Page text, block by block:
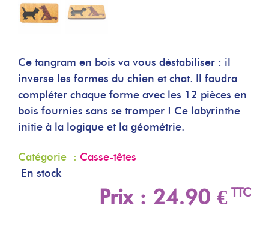
Ce tangram en bois va vous déstabiliser : il
inverse les formes du chien et chat. Il faudra
compléter chaque forme avec les 12 pièces en
bois fournies sans se tromper ! Ce labyrinthe
initie à la logique et la géométrie.
Catégorie : Casse-têtes
En stock
Prix : 24.90 ‎€ TTC